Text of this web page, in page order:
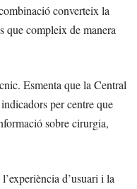
converteix la
que compleix de manera
Esmenta que la Central
per centre que
sobre cirurgia,
d’usuari i la